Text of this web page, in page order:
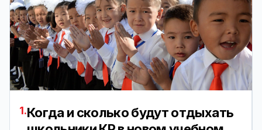
1.Когда и сколько будут отдыхать